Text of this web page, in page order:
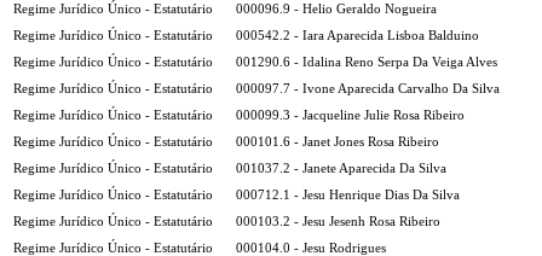
Regime Jurídico Único - Estatutário
000096.9 - Helio Geraldo Nogueira
Regime Jurídico Único - Estatutário
000542.2 - Iara Aparecida Lisboa Balduino
Regime Jurídico Único - Estatutário
001290.6 - Idalina Reno Serpa Da Veiga Alves
Regime Jurídico Único - Estatutário
000097.7 - Ivone Aparecida Carvalho Da Silva
Regime Jurídico Único - Estatutário
000099.3 - Jacqueline Julie Rosa Ribeiro
Regime Jurídico Único - Estatutário
000101.6 - Janet Jones Rosa Ribeiro
Regime Jurídico Único - Estatutário
001037.2 - Janete Aparecida Da Silva
Regime Jurídico Único - Estatutário
000712.1 - Jesu Henrique Dias Da Silva
Regime Jurídico Único - Estatutário
000103.2 - Jesu Jesenh Rosa Ribeiro
Regime Jurídico Único - Estatutário
000104.0 - Jesu Rodrigues